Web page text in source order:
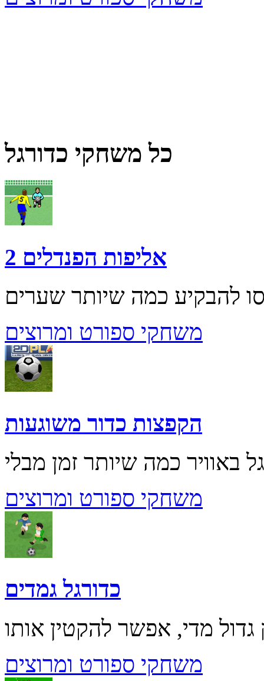
כל משחקי כדורגל
אליפות הפנדלים 2
משחקי ספורט ומרוצים
הקפצות כדור משוגעות
משחקי ספורט ומרוצים
כדורגל גמדים
משחקי ספורט ומרוצים